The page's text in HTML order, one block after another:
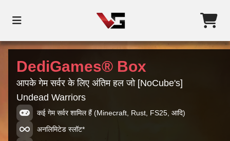
DediGames® Box
आपके गेम सर्वर के लिए अंतिम हल जो [NoCube's]
Undead Warriors
कई गेम सर्वर शामिल हैं (Minecraft, Rust, FS25, आदि)
अनलिमिटेड स्लॉट*